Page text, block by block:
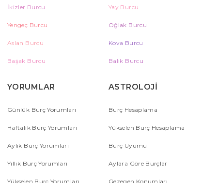
İkizler Burcu Yay Burcu
Yengeç Burcu Oğlak Burcu
Aslan Burcu Kova Burcu
Başak Burcu Balık Burcu
YORUMLAR
Günlük Burç Yorumları
Haftalık Burç Yorumları
Aylık Burç Yorumları
Yıllık Burç Yorumları
Yükselen Burç Yorumları
ASTROLOJİ
Burç Hesaplama
Yükselen Burç Hesaplama
Burç Uyumu
Aylara Göre Burçlar
Gezegen Konumları